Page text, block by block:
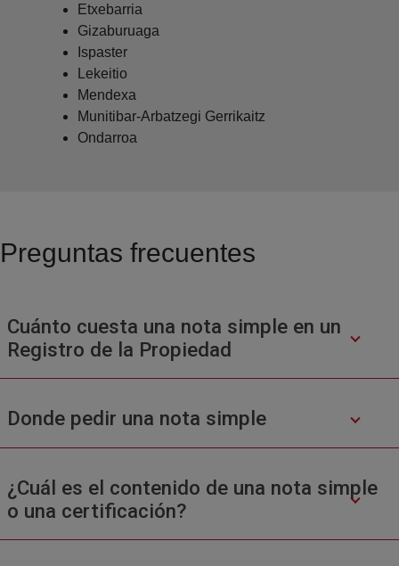
Etxebarria
Gizaburuaga
Ispaster
Lekeitio
Mendexa
Munitibar-Arbatzegi Gerrikaitz
Ondarroa
Preguntas frecuentes
Cuánto cuesta una nota simple en un
Registro de la Propiedad
Donde pedir una nota simple
¿Cuál es el contenido de una nota simple
o una certificación?